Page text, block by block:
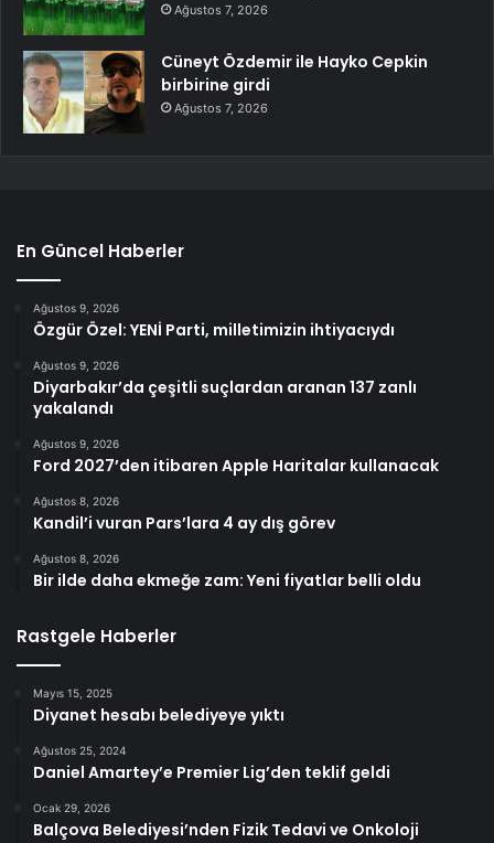
Ağustos 7, 2026
Cüneyt Özdemir ile Hayko Cepkin
birbirine girdi
Ağustos 7, 2026
En Güncel Haberler
Ağustos 9, 2026
Özgür Özel: YENİ Parti, milletimizin ihtiyacıydı
Ağustos 9, 2026
Diyarbakır’da çeşitli suçlardan aranan 137 zanlı
yakalandı
Ağustos 9, 2026
Ford 2027’den itibaren Apple Haritalar kullanacak
Ağustos 8, 2026
Kandil’i vuran Pars’lara 4 ay dış görev
Ağustos 8, 2026
Bir ilde daha ekmeğe zam: Yeni fiyatlar belli oldu
Rastgele Haberler
Mayıs 15, 2025
Diyanet hesabı belediyeye yıktı
Ağustos 25, 2024
Daniel Amartey’e Premier Lig’den teklif geldi
Ocak 29, 2026
Balçova Belediyesi’nden Fizik Tedavi ve Onkoloji